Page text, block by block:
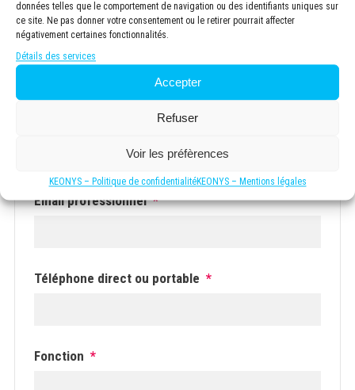
données telles que le comportement de navigation ou des identifiants uniques sur
ce site. Ne pas donner votre consentement ou le retirer pourrait affecter
négativement certaines fonctionnalités.
Détails des services
Accepter
Refuser
Voir les préfèrences
KEONYS – Politique de confidentialitéKEONYS – Mentions légales
Nom *
Prénom
Email professionnel *
Téléphone direct ou portable *
Fonction *